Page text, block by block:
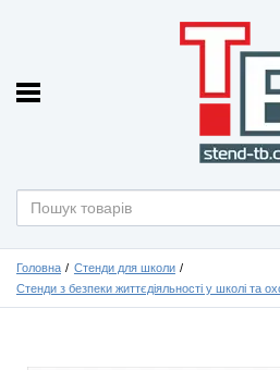
Головна
Стенди для школи
Стенди з безпеки життєдіяльності у школі та